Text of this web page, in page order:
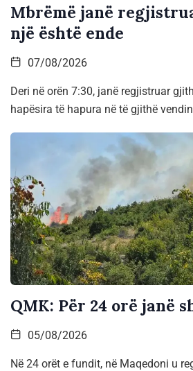
Mbrëmë janë
një është ende
07/08/2026
Deri në orën 7:30, janë regjistruar
hapësira të hapura në të gjithë
QMK: Për 24 orë janë
05/08/2026
Në 24 orët e fundit, në Maqedoni u